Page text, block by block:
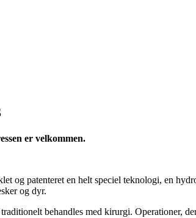
er velkommen.
patenteret en helt speciel teknologi, en
og dyr.
behandles med kirurgi. Operationer,